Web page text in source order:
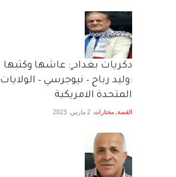
دكريات بغداد ٍ: عاشها وكتبها
:وليد رباح – نيوجرسي – الولايات
المتحدة الامريكية
القصة, مختارات 2 مارس، 2023